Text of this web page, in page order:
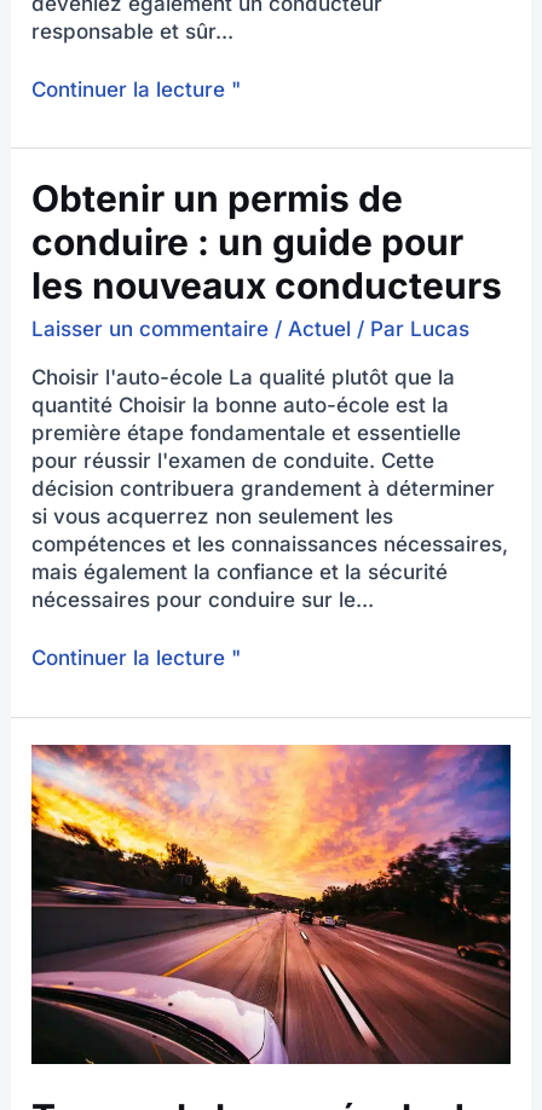
responsable et sûr...
Continuer la lecture "
Obtenir un permis de
conduire : un guide pour
les nouveaux conducteurs
Laisser un commentaire / Actuel / Par Lucas
Choisir l'auto-école La qualité plutôt que la
quantité Choisir la bonne auto-école est la
première étape fondamentale et essentielle
pour réussir l'examen de conduite. Cette
décision contribuera grandement à déterminer
si vous acquerrez non seulement les
compétences et les connaissances nécessaires,
mais également la confiance et la sécurité
nécessaires pour conduire sur le...
Obtenir
un
permis
de
conduire
:
guide
pour
les
nouveaux
conducteurs
Continuer la lecture "
Trouver
la
bonne
école
conduite
conseils
pour
les
étudiants
en